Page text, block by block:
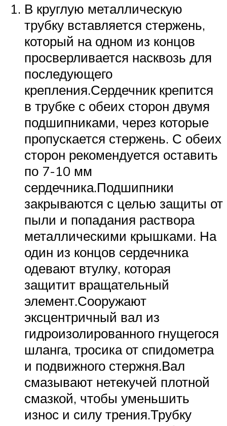
В круглую металлическую
трубку вставляется стержень,
который на одном из концов
просверливается насквозь для
последующего
крепления.Сердечник крепится
в трубке с обеих сторон двумя
подшипниками, через которые
пропускается стержень. С обеих
сторон рекомендуется оставить
по 7-10 мм
сердечника.Подшипники
закрываются с целью защиты от
пыли и попадания раствора
металлическими крышками. На
один из концов сердечника
одевают втулку, которая
защитит вращательный
элемент.Сооружают
эксцентричный вал из
гидроизолированного гнущегося
шланга, тросика от спидометра
и подвижного стержня.Вал
смазывают нетекучей плотной
смазкой, чтобы уменьшить
износ и силу трения.Трубку